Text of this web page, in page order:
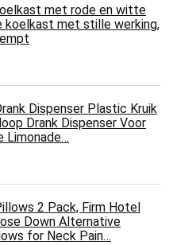
met rode en witte
koelkast met stille werking,
Dispenser Plastic Kruik
Drank Dispenser Voor
Limonade…
2 Pack, Firm Hotel
Down Alternative
for Neck Pain…